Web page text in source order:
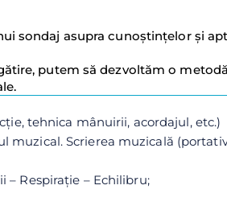
sondaj asupra cunoștințelor și
putem să dezvoltăm o
tehnica mânuirii, acordajul, etc.)
muzical. Scrierea muzicală
Respirație – Echilibru;